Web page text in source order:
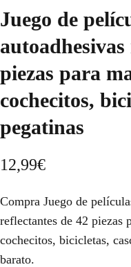
Juego de
piezas para
cochecitos,
pegatinas
12,99€
Compra Juego de
reflectantes de 42 piezas
cochecitos, bicicletas,
barato.